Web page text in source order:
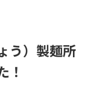
う）製麺所
た！